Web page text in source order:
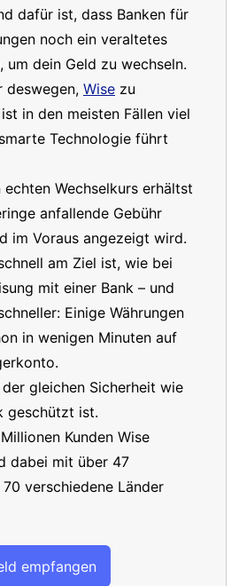
dafür ist, dass Banken für
noch ein veraltetes
um dein Geld zu wechseln.
deswegen, Wise zu
in den meisten Fällen viel
Technologie führt
Wechselkurs erhältst
anfallende Gebühr
im Voraus angezeigt wird.
am Ziel ist, wie bei
mit einer Bank – und
Einige Währungen
in wenigen Minuten auf
gleichen Sicherheit wie
geschützt ist.
Kunden Wise
dabei mit über 47
verschiedene Länder
empfangen